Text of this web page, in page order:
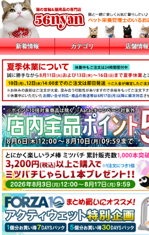
新着情報 カテゴリ 店舗情報